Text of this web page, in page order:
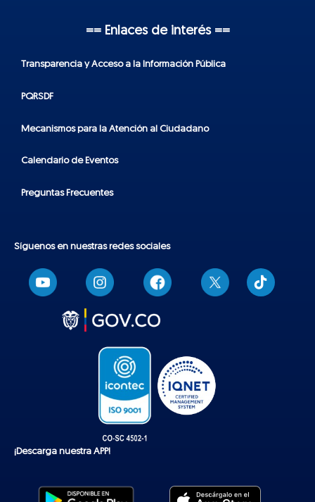
== Enlaces de interés ==
Transparencia y Acceso a la Información Pública
PQRSDF
Mecanismos para la Atención al Ciudadano
Calendario de Eventos
Preguntas Frecuentes
Síguenos en nuestras redes sociales
T
i
k
¡Descarga nuestra APP!